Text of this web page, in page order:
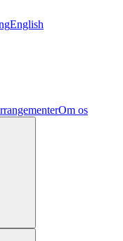
English
Om os